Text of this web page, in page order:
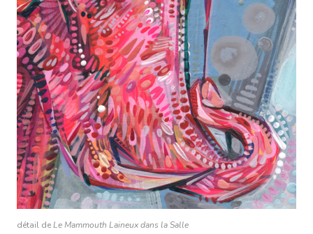
détail deLe Mammouth Laineux dans la Salle